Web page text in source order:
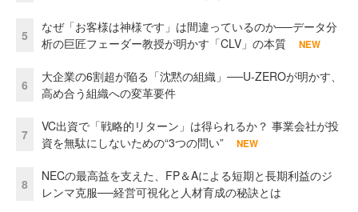
5
なぜ「お客様は神様です」は間違っているのか──データ分
析の巨匠フェーダー教授が明かす「CLV」の本質
NEW
6
大企業の6割超が陥る「沈黙の組織」──U-ZEROが明かす、
高め合う組織への変革要件
7
VC出資で「戦略的リターン」は得られるか？ 事業会社が投
資を無駄にしないための“3つの問い”
NEW
8
NECの最高益を支えた、FP＆Aによる短期と長期利益のジ
レンマ克服──経営可視化と人材育成の秘訣とは